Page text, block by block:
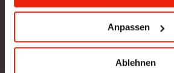
Anpassen
Ablehnen
Anfrage senden